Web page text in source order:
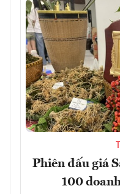
Phiên đấu giá
100